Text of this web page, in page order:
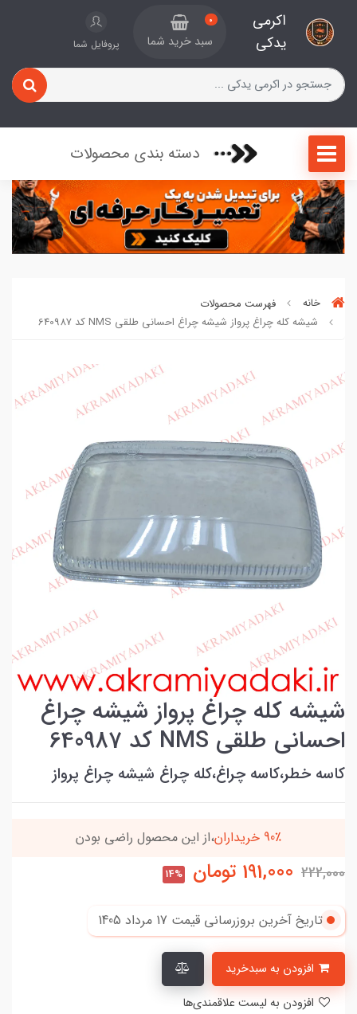
اکرمی
یدکی
0
سبد خرید شما پروفایل شما
دسته بندی محصولات
خانه
فهرست محصولات
شیشه کله چراغ پرواز شیشه چراغ احسانی طلقی NMS کد 640987
شیشه کله چراغ پرواز شیشه چراغ
احسانی طلقی NMS کد 640987
کاسه خطر،کاسه چراغ،کله چراغ شیشه چراغ پرواز
90٪ خریداران ،از این محصول راضی بودن
222,000
191,000 تومان 14%
تاریخ آخرین بروزرسانی قیمت 17 مرداد 1405